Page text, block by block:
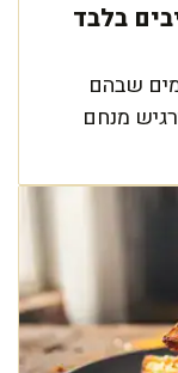
4 מרכיבים בלבד
שבהם
מנחם